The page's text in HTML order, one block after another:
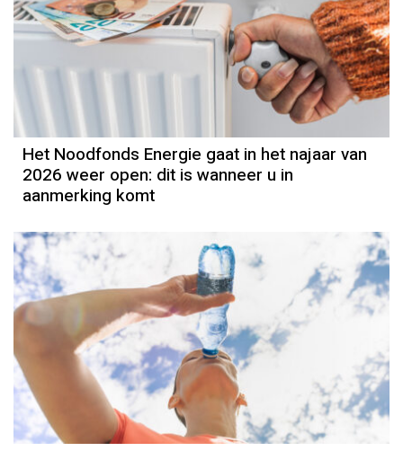
Het Noodfonds Energie gaat in het najaar van
2026 weer open: dit is wanneer u in
aanmerking komt